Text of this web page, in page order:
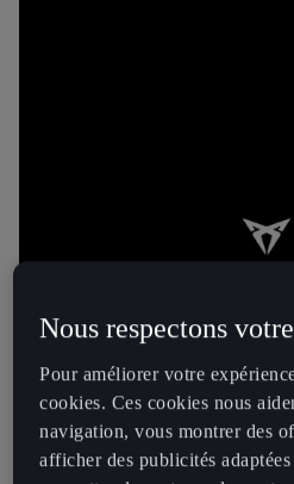
Nous respectons
Pour améliorer votre
cookies. Ces cookies nous
navigation, vous montrer des
afficher des publicités